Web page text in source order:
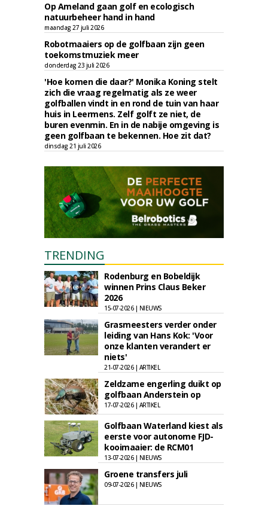
Op Ameland gaan golf en ecologisch
natuurbeheer hand in hand
maandag 27 juli 2026
Robotmaaiers op de golfbaan zijn geen
toekomstmuziek meer
donderdag 23 juli 2026
'Hoe komen die daar?' Monika Koning stelt
zich die vraag regelmatig als ze weer
golfballen vindt in en rond de tuin van haar
huis in Leermens. Zelf golft ze niet, de
buren evenmin. En in de nabije omgeving is
geen golfbaan te bekennen. Hoe zit dat?
dinsdag 21 juli 2026
TRENDING
Rodenburg en Bobeldijk
winnen Prins Claus Beker
2026
15-07-2026 | NIEUWS
Grasmeesters verder onder
leiding van Hans Kok: 'Voor
onze klanten verandert er
niets'
21-07-2026 | ARTIKEL
Zeldzame engerling duikt op
golfbaan Anderstein op
17-07-2026 | ARTIKEL
Golfbaan Waterland kiest als
eerste voor autonome FJD-
kooimaaier: de RCM01
13-07-2026 | NIEUWS
Groene transfers juli
09-07-2026 | NIEUWS